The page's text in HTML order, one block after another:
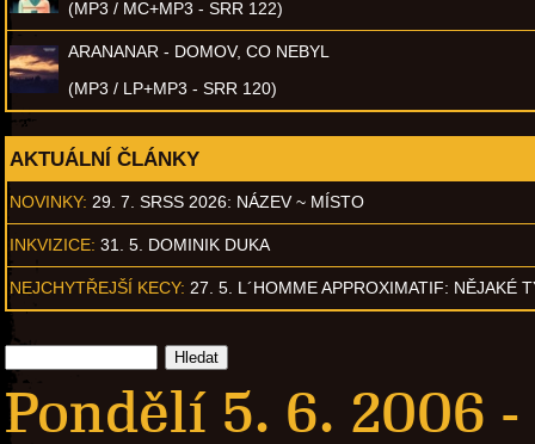
(MP3 / MC+MP3 - SRR 122)
ARANANAR - DOMOV, CO NEBYL
(MP3 / LP+MP3 - SRR 120)
AKTUÁLNÍ ČLÁNKY
NOVINKY: 29. 7. SRSS 2026: NÁZEV ~ MÍSTO
INKVIZICE: 31. 5. DOMINIK DUKA
NEJCHYTŘEJŠÍ KECY: 27. 5. L´HOMME APPROXIMATIF: NĚJAKÉ
Pondělí 5. 6. 2006 -